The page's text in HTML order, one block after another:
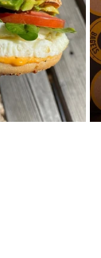
/여행지
맛집/여행지